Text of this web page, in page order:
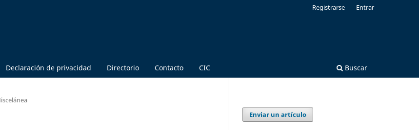
Declaración de privacidad Directorio Contacto CIC Buscar
Registrarse Entrar
Enviar un artículo